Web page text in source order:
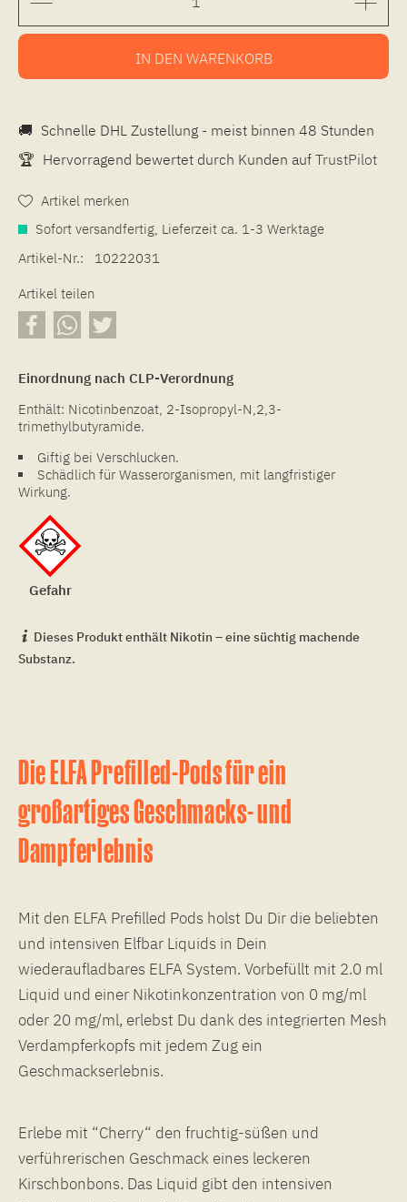
IN DEN WARENKORB
🚚 Schnelle DHL Zustellung - meist binnen 48 Stunden
🏆 Hervorragend bewertet durch Kunden auf TrustPilot
Artikel merken
Sofort versandfertig, Lieferzeit ca. 1-3 Werktage
Artikel-Nr.:
10222031
Artikel teilen
Einordnung nach CLP-Verordnung
Enthält: Nicotinbenzoat, 2-Isopropyl-N,2,3-
trimethylbutyramide.
Giftig bei Verschlucken.
Schädlich für Wasserorganismen, mit langfristiger
Wirkung.
Gefahr
Dieses Produkt enthält Nikotin – eine süchtig machende
Substanz.
Die ELFA Prefilled-Pods für ein
großartiges Geschmacks- und
Dampferlebnis
Mit den ELFA Prefilled Pods holst Du Dir die beliebten
und intensiven Elfbar Liquids in Dein
wiederaufladbares ELFA System. Vorbefüllt mit 2.0 ml
Liquid und einer Nikotinkonzentration von 0 mg/ml
oder 20 mg/ml, erlebst Du dank des integrierten Mesh
Verdampferkopfs mit jedem Zug ein
Geschmackserlebnis.
Erlebe mit “Cherry“ den fruchtig-süßen und
verführerischen Geschmack eines leckeren
Kirschbonbons. Das Liquid gibt den intensiven